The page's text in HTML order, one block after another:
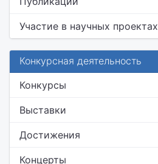
Участие в научных проектах
Конкурсная деятельность
Конкурсы
Выставки
Достижения
Концерты